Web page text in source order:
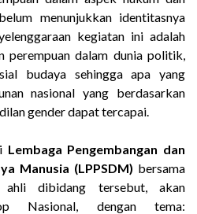
menunjukkan identitasnya
kegiatan ini adalah
perempuan dalam dunia politik,
budaya sehingga apa yang
nasional yang berdasarkan
gender dapat tercapai.
Lembaga Pengembangan dan
Manusia (LPPSDM) bersama
ahli dibidang tersebut, akan
Nasional, dengan tema: